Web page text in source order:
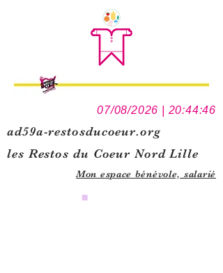
07/08/2026 | 20:44:46
ad59a-restosducoeur.org
les Restos du Coeur Nord Lille
Mon espace bénévole, salarié